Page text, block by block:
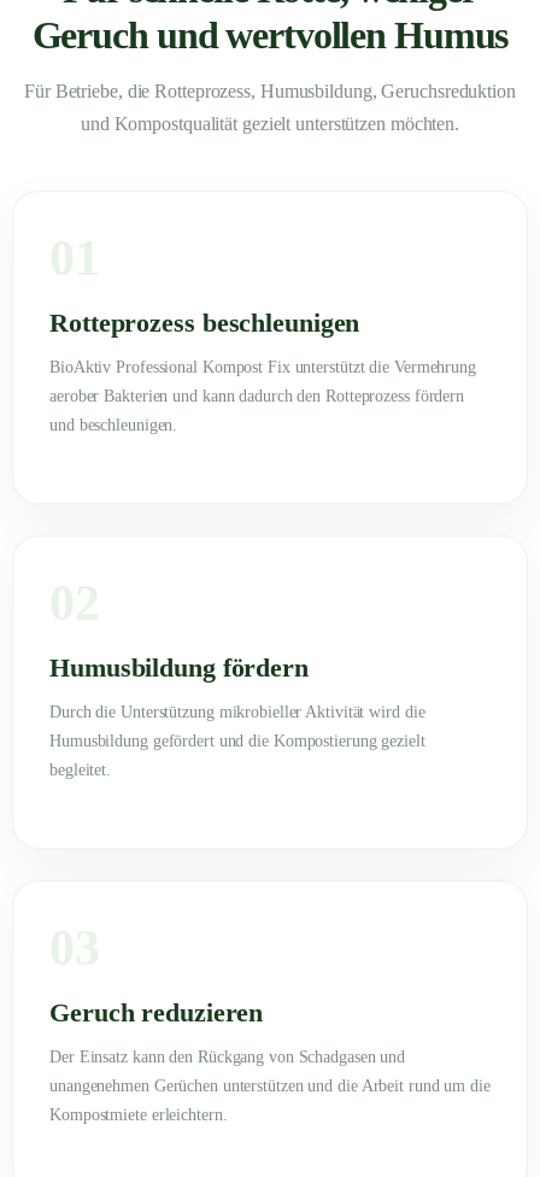
Geruch und wertvollen Humus
Für Betriebe, die Rotteprozess, Humusbildung, Geruchsreduktion
und Kompostqualität gezielt unterstützen möchten.
01
Rotteprozess beschleunigen
BioAktiv Professional Kompost Fix unterstützt die Vermehrung
aerober Bakterien und kann dadurch den Rotteprozess fördern
und beschleunigen.
02
Humusbildung fördern
Durch die Unterstützung mikrobieller Aktivität wird die
Humusbildung gefördert und die Kompostierung gezielt
begleitet.
03
Geruch reduzieren
Der Einsatz kann den Rückgang von Schadgasen und
unangenehmen Gerüchen unterstützen und die Arbeit rund um die
Kompostmiete erleichtern.